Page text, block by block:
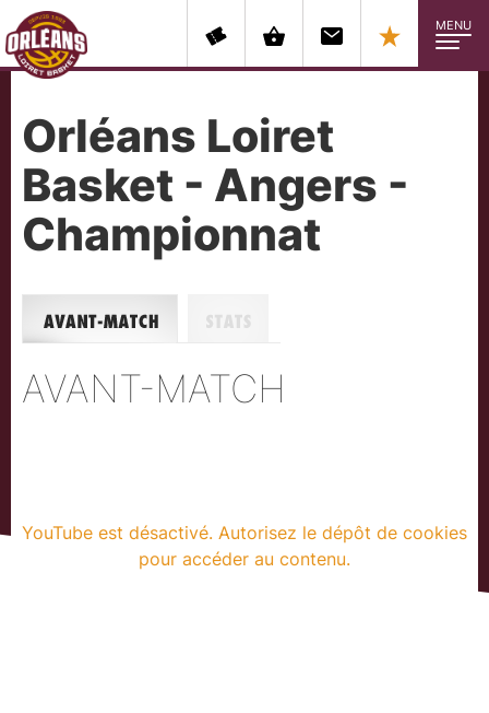
MENU
Orléans Loiret
Basket - Angers -
Championnat
AVANT-MATCH
YouTube est désactivé. Autorisez le dépôt de cookies
pour accéder au contenu.